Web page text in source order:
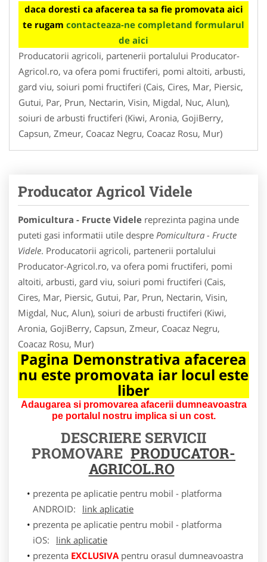
daca doresti ca afacerea ta sa fie promovata aici
te rugam contacteaza-ne completand formularul
de aici
Producatorii agricoli, partenerii portalului Producator-
Agricol.ro, va ofera pomi fructiferi, pomi altoiti, arbusti,
gard viu, soiuri pomi fructiferi (Cais, Cires, Mar, Piersic,
Gutui, Par, Prun, Nectarin, Visin, Migdal, Nuc, Alun),
soiuri de arbusti fructiferi (Kiwi, Aronia, GojiBerry,
Capsun, Zmeur, Coacaz Negru, Coacaz Rosu, Mur)
Producator Agricol Videle
Pomicultura - Fructe Videle reprezinta pagina unde
puteti gasi informatii utile despre Pomicultura - Fructe
Videle. Producatorii agricoli, partenerii portalului
Producator-Agricol.ro, va ofera pomi fructiferi, pomi
altoiti, arbusti, gard viu, soiuri pomi fructiferi (Cais,
Cires, Mar, Piersic, Gutui, Par, Prun, Nectarin, Visin,
Migdal, Nuc, Alun), soiuri de arbusti fructiferi (Kiwi,
Aronia, GojiBerry, Capsun, Zmeur, Coacaz Negru,
Coacaz Rosu, Mur)
Pagina Demonstrativa afacerea
nu este promovata iar locul este
liber
Adaugarea si promovarea afacerii dumneavoastra
pe portalul nostru implica si un cost.
DESCRIERE SERVICII
PROMOVARE PRODUCATOR-
AGRICOL.RO
prezenta pe aplicatie pentru mobil - platforma
ANDROID:
link aplicatie
prezenta pe aplicatie pentru mobil - platforma
iOS:
link aplicatie
prezenta EXCLUSIVApentru orasul dumneavoastra